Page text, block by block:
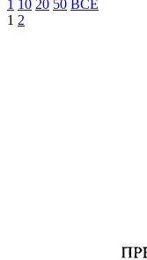
1 10 20 50 ВСЕ
1 2